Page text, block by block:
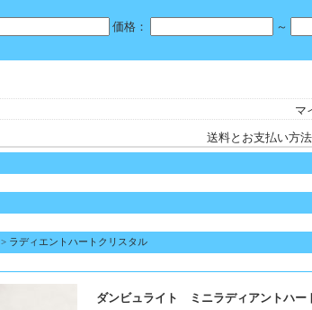
価格： ～
マ
送料とお支払い方
> ラディエントハートクリスタル
ダンビュライト ミニラディアントハー